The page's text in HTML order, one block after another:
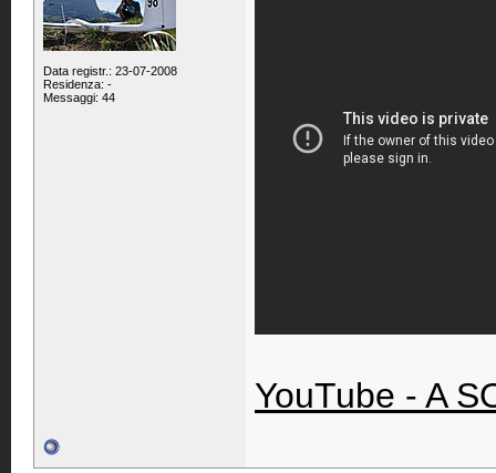
Data registr.: 23-07-2008
Residenza: -
Messaggi: 44
YouTube - A